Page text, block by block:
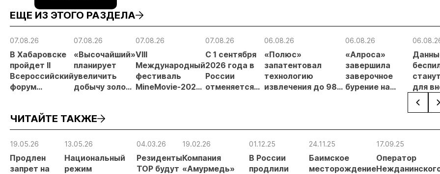
ЕЩЕ ИЗ ЭТОГО РАЗДЕЛА
07.08.26
В Хабаровске
пройдет II
Всероссийский
форум
России»
07.08.26
«Высочайший»
планирует
увеличить
добычу золота
07.08.26
VIII
Международный
фестиваль
MineMovie-2026
07.08.26
С 1 сентября
2026 года в
России
отменяется
отраслевые
риски и
МСБ
06.08.26
«Полюс»
запатентовал
технологию
извлечения до 98%
06.08.26
«Алроса»
завершила
заверочное
бурение на
для
ЧИТАЙТЕ ТАКЖЕ
19.05.26
Продлен
запрет на
13.05.26
Национальный
режим
04.03.26
Резиденты
ТОР будут
19.02.26
Компания
«Амурмедь»
01.12.25
В России
продлили
24.11.25
Баимское
месторождение
17.09.25
Оператор